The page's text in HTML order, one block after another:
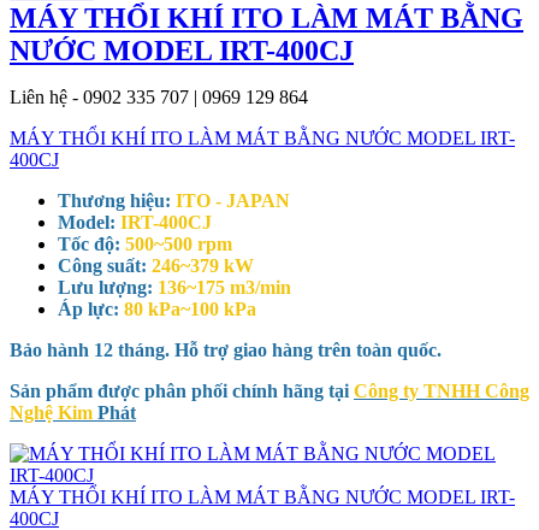
MÁY THỔI KHÍ ITO LÀM MÁT BẰNG
NƯỚC MODEL IRT-400CJ
Liên hệ - 0902 335 707 | 0969 129 864
MÁY THỔI KHÍ ITO LÀM MÁT BẰNG NƯỚC MODEL IRT-
400CJ
Thương hiệu: ITO - JAPAN
Model: IRT-400CJ
Tốc độ: 500~500 rpm
Công suất: 246~379 kW
Lưu lượng: 136~175 m3/min
Áp lực: 80 kPa~100 kPa
Bảo hành 12 tháng. Hỗ trợ giao hàng trên toàn quốc.
Sản phẩm được phân phối chính hãng tại Công ty TNHH Công
Nghệ Kim Phát
MÁY THỔI KHÍ ITO LÀM MÁT BẰNG NƯỚC MODEL IRT-
400CJ